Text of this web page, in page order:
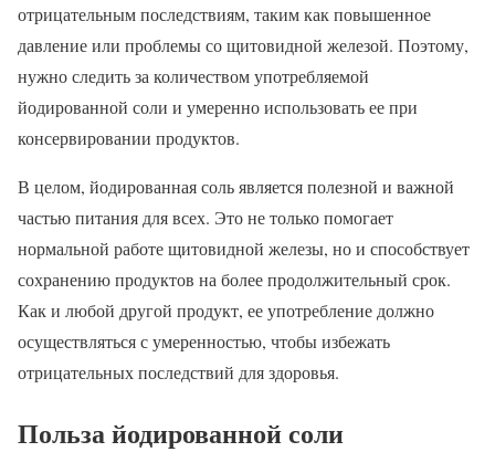
отрицательным последствиям, таким как повышенное
давление или проблемы со щитовидной железой. Поэтому,
нужно следить за количеством употребляемой
йодированной соли и умеренно использовать ее при
консервировании продуктов.
В целом, йодированная соль является полезной и важной
частью питания для всех. Это не только помогает
нормальной работе щитовидной железы, но и способствует
сохранению продуктов на более продолжительный срок.
Как и любой другой продукт, ее употребление должно
осуществляться с умеренностью, чтобы избежать
отрицательных последствий для здоровья.
Польза йодированной соли